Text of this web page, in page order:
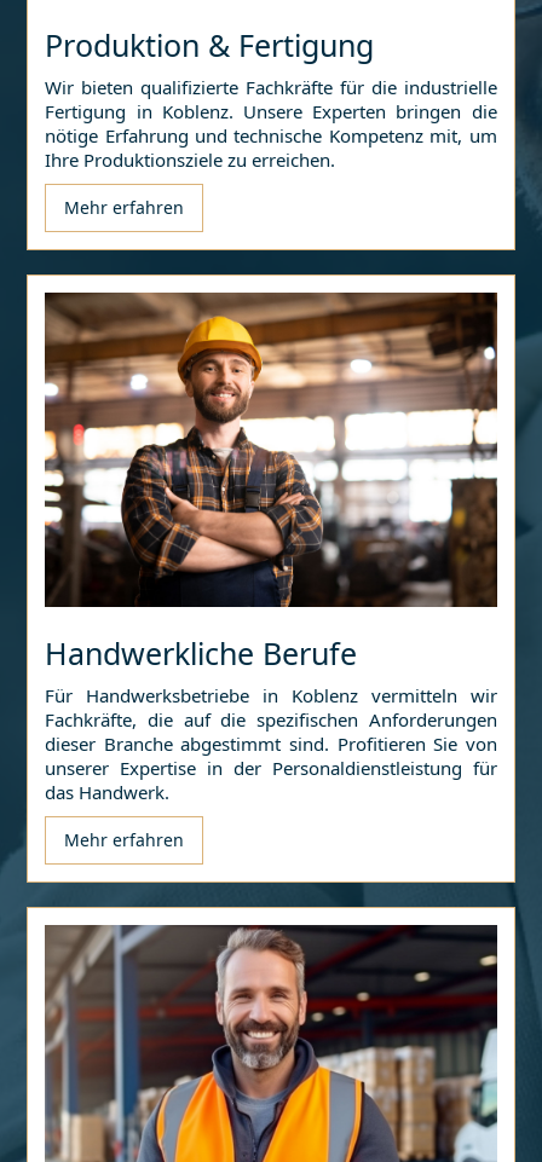
Produktion & Fertigung
Wir bieten qualifizierte Fachkräfte für die industrielle
Fertigung in Koblenz. Unsere Experten bringen die
nötige Erfahrung und technische Kompetenz mit, um
Ihre Produktionsziele zu erreichen.
Mehr erfahren
Handwerkliche Berufe
Für Handwerksbetriebe in Koblenzvermitteln wir
Fachkräfte, die auf die spezifischen Anforderungen
dieser Branche abgestimmt sind. Profitieren Sie von
unserer Expertise in der Personaldienstleistung für
das Handwerk.
Mehr erfahren